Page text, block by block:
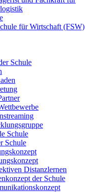
für Wirtschaft (FSW)
Schule
Schule
Schule
Distanzlernen
der Schule